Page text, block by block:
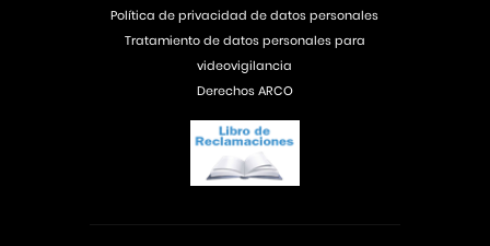
Política de privacidad de datos personales
Tratamiento de datos personales para
videovigilancia
Derechos ARCO